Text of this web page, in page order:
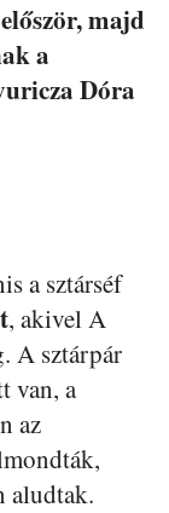
majd
a
Dóra
a sztárséf
, akivel A
A sztárpár
van, a
az
aludtak.